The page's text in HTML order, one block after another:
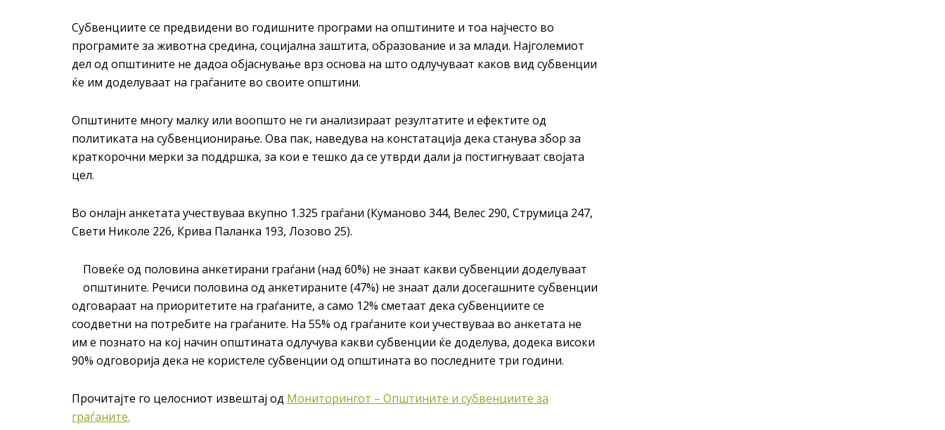
Субвенциите се предвидени во годишните програми на општините и тоа најчесто во
програмите за животна средина, социјална заштита, образование и за млади. Најголемиот
дел од општините не дадоа објаснување врз основа на што одлучуваат каков вид субвенции
ќе им доделуваат на граѓаните во своите општини.
Општините многу малку или воопшто не ги анализираат резултатите и ефектите од
политиката на субвенционирање. Ова пак, наведува на констатација дека станува збор за
краткорочни мерки за поддршка, за кои е тешко да се утврди дали ја постигнуваат својата
цел.
Во онлајн анкетата учествуваа вкупно 1.325 граѓани (Куманово 344, Велес 290, Струмица 247,
Свети Николе 226, Крива Паланка 193, Лозово 25).
Повеќе од половина анкетирани граѓани (над 60%) не знаат какви субвенции доделуваат
општините. Речиси половина од анкетираните (47%) не знаат дали досегашните субвенции
одговараат на приоритетите на граѓаните, а само 12% сметаат дека субвенциите се
соодветни на потребите на граѓаните. На 55% од граѓаните кои учествуваа во анкетата не
им е познато на кој начин општината одлучува какви субвенции ќе доделува, додека високи
90% одговорија дека не користеле субвенции од општината во последните три години.
Прочитајте го целосниот извештај од Мониторингот – Општините и субвенциите за
граѓаните.